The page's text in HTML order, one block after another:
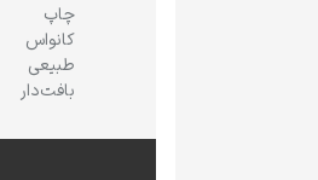
چاپ
کانواس
طبیعی
بافت‌دار